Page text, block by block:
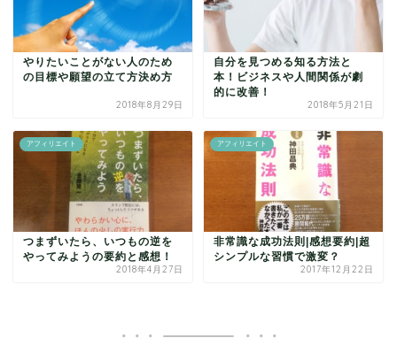
やりたいことがない人のため
の目標や願望の立て方決め方
2018年8月29日
自分を見つめる知る方法と
本！ビジネスや人間関係が劇
的に改善！
2018年5月21日
アフィリエイト
つまずいたら、いつもの逆を
やってみようの要約と感想！
2018年4月27日
アフィリエイト
非常識な成功法則|感想要約|超
シンプルな習慣で激変？
2017年12月22日